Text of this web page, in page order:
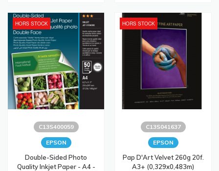
HORS STOCK
C13S400059
EPSON
Double-Sided Photo
Quality Inkjet Paper - A4 -
HORS STOCK
C13S041637
EPSON
Pap D'Art Velvet 260g 20f.
A3+ (0,329x0,483m)